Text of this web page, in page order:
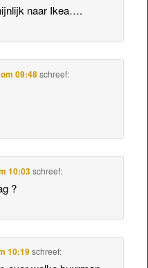
naar Ikea….
09:48 schreef:
10:03 schreef:
?
10:19 schreef: